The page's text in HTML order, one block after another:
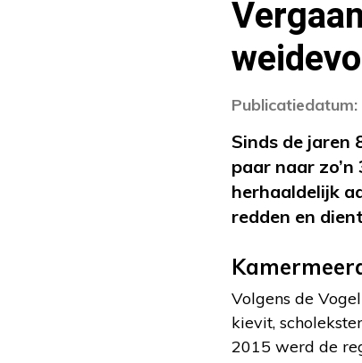
Sinds de jaren
paar naar
herhaaldelijk
redden en
Volgens de
kievit,
2015 werd de